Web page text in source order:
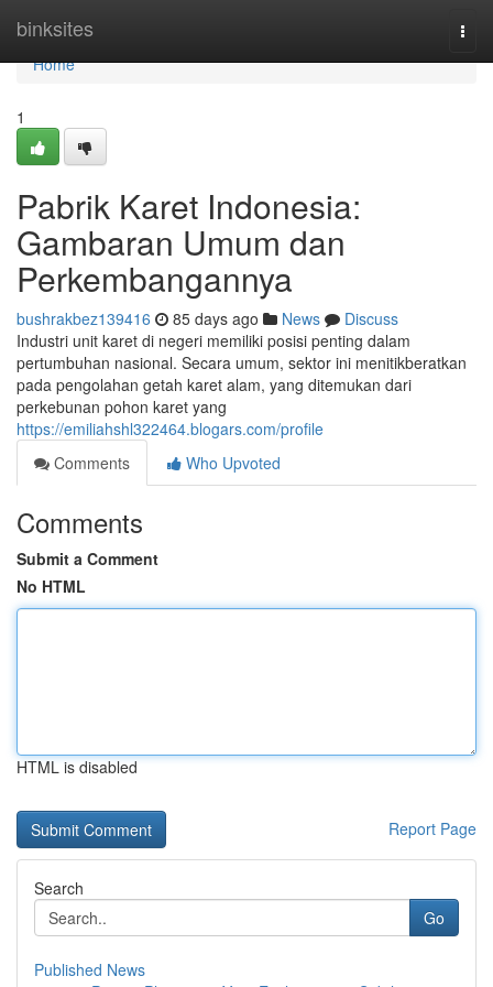
binksites
Home
Home
1
Pabrik Karet Indonesia:
Gambaran Umum dan
Perkembangannya
bushrakbez139416 85 days ago News
Discuss
Industri unit karet di negeri memiliki posisi penting dalam
pertumbuhan nasional. Secara umum, sektor ini menitikberatkan
pada pengolahan getah karet alam, yang ditemukan dari
perkebunan pohon karet yang
https://emiliahshl322464.blogars.com/profile
Comments
Who Upvoted
Comments
Submit a Comment
No HTML
HTML is disabled
Report Page
Search
Go
Published News